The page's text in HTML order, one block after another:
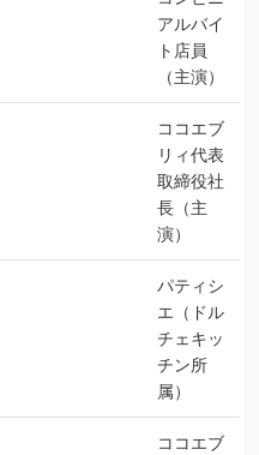
アルバイ
ト店員
（主演）
ココエブ
リィ代表
取締役社
長（主
演）
パティシ
エ（ドル
チェキッ
チン所
属）
ココエブ